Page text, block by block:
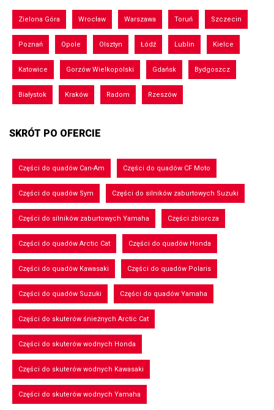
Zielona Góra Wrocław Warszawa Toruń Szczecin
Poznań Opole Olsztyn Łódź Lublin Kielce
Katowice Gorzów Wielkopolski Gdańsk Bydgoszcz
Białystok Kraków Radom Rzeszów
SKRÓT PO OFERCIE
Części do quadów Can-Am Części do quadów CF Moto
Części do quadów Sym Części do silników zaburtowych Suzuki
Części do silników zaburtowych Yamaha Części zbiorcza
Części do quadów Arctic Cat Części do quadów Honda
Części do quadów Kawasaki Części do quadów Polaris
Części do quadów Suzuki Części do quadów Yamaha
Części do skuterów śnieżnych Arctic Cat
Części do skuterów wodnych Honda
Części do skuterów wodnych Kawasaki
Części do skuterów wodnych Yamaha